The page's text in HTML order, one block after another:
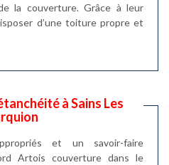
la couverture. Grâce à leur
d’une toiture propre et
à Sains Les
et un savoir-faire
Artois couverture dans le